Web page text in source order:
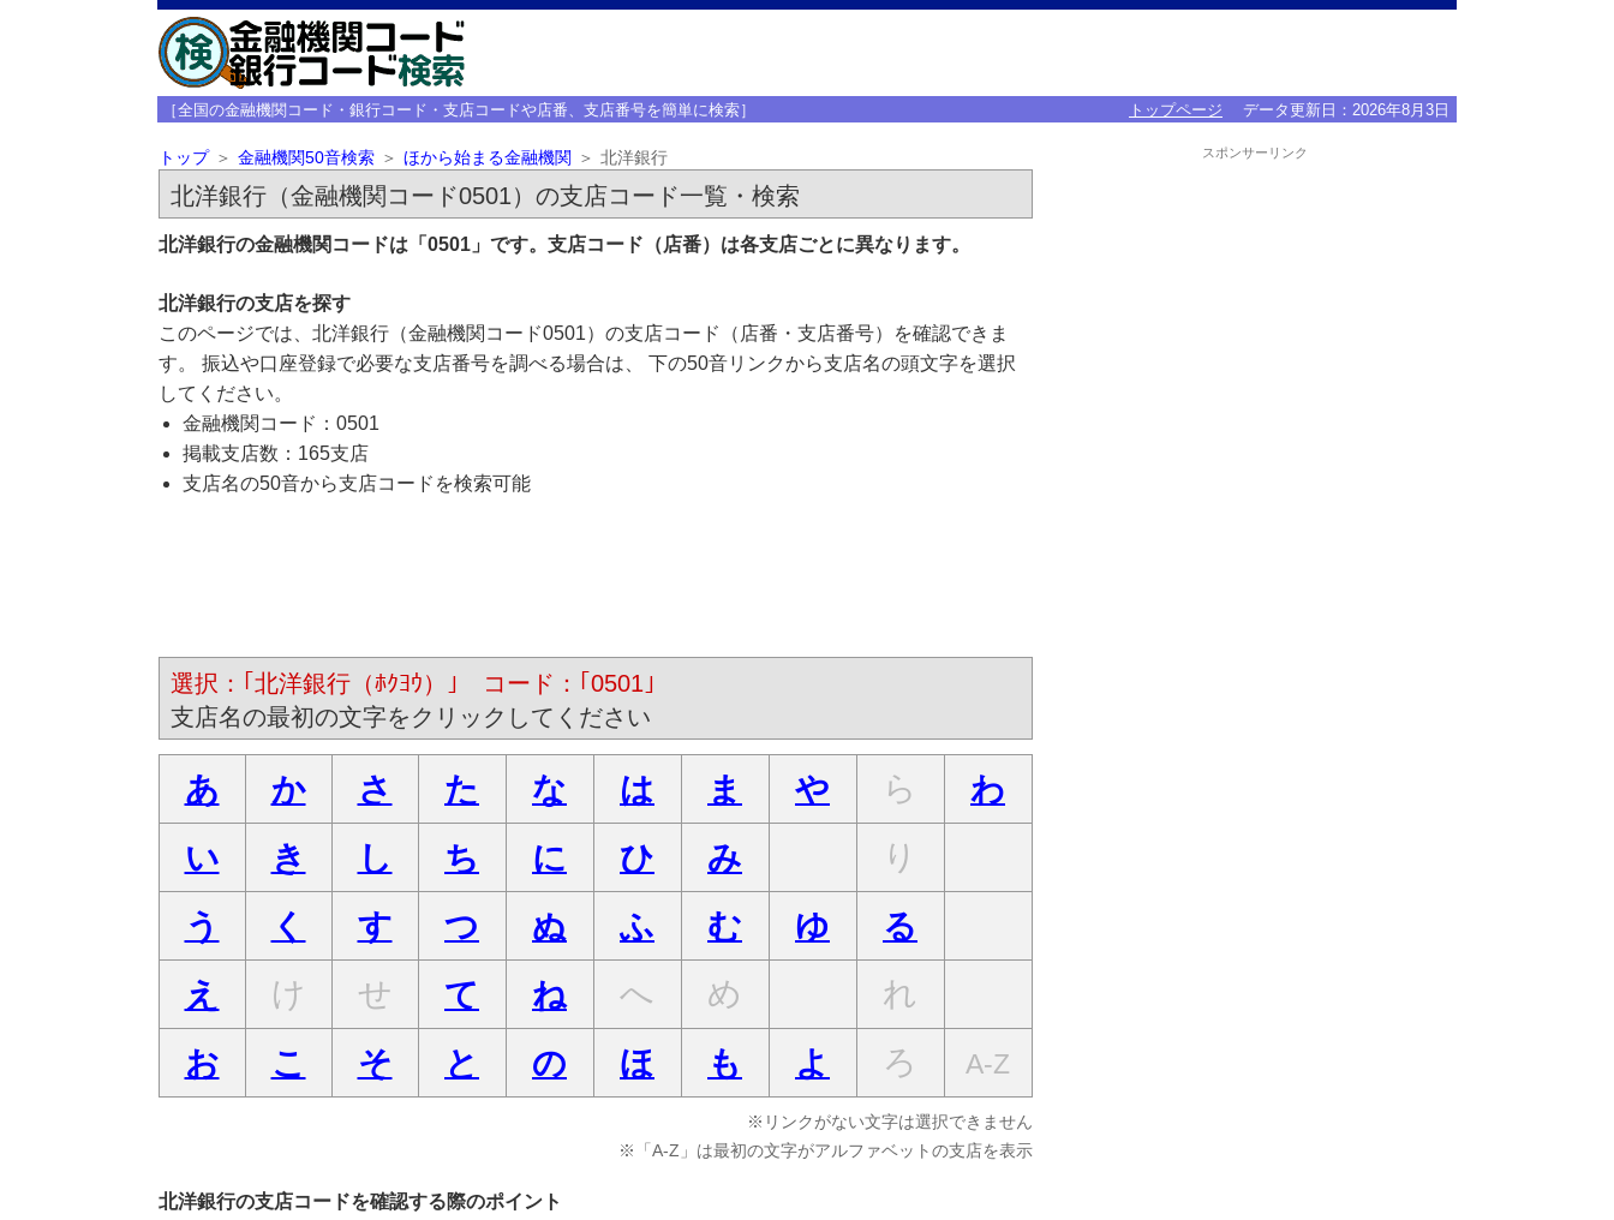
［全国の金融機関コード・銀行コード・支店コードや店番、支店番号を簡単に検索］ トップページ データ更新日： 2026年8月3日
トップ 金融機関50音検索 ほから始まる金融機関 北洋銀行
北洋銀行（金融機関コード0501）の支店コード一覧・検索
北洋銀行の金融機関コードは「0501」です。支店コード（店番）は各支店ごとに異なります。
北洋銀行の支店を探す
このページでは、北洋銀行（金融機関コード0501）の支店コード（店番・支店番号）を確認できま
す。 振込や口座登録で必要な支店番号を調べる場合は、 下の50音リンクから支店名の頭文字を選択
してください。
金融機関コード：0501
掲載支店数：165支店
支店名の50音から支店コードを検索可能
選択：｢北洋銀行（ﾎｸﾖｳ）｣ コード：｢0501｣
支店名の最初の文字をクリックしてください
あ か さ た な は ま や ら
わ
い
き し ち に ひ み
り
う
く す つ ぬ ふ む ゆ
る
え
け せ て ね へ め
れ
お
こ そ と の ほ も よ ろ A-Z
※リンクがない文字は選択できません
※「A-Z」は最初の文字がアルファベットの支店を表示
北洋銀行の支店コードを確認する際のポイント
スポンサーリンク